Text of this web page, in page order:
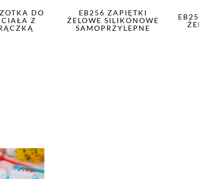
DO
CIAŁA Z
EB256 ZAPIĘTKI
ŻELOWE SILIKONOWE
SAMOPRZYLEPNE